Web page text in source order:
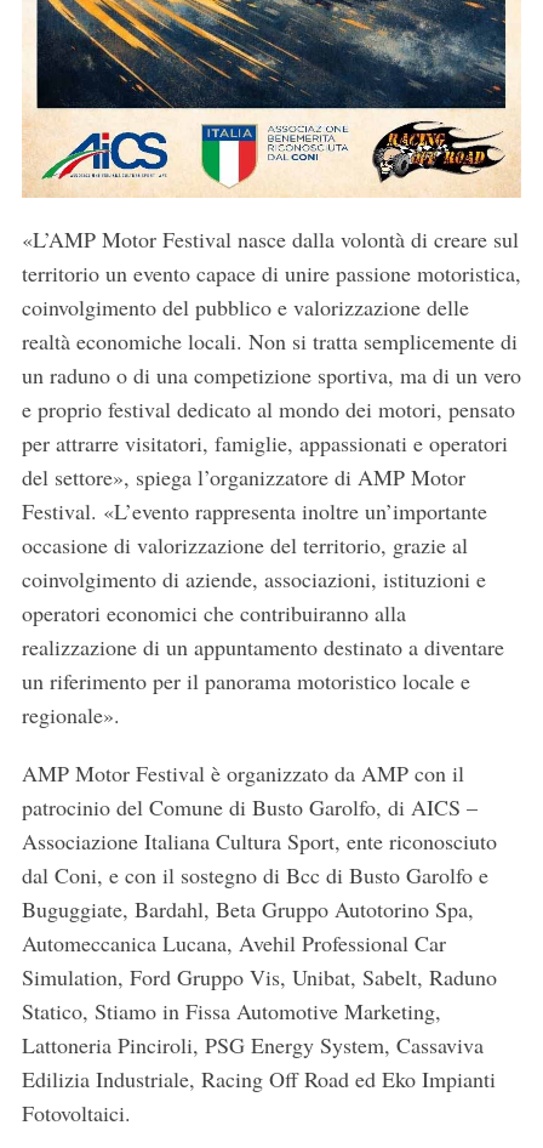
«L’AMP Motor Festival nasce dalla volontà di creare sul
territorio un evento capace di unire passione motoristica,
coinvolgimento del pubblico e valorizzazione delle
realtà economiche locali. Non si tratta semplicemente di
un raduno o di una competizione sportiva, ma di un vero
e proprio festival dedicato al mondo dei motori, pensato
per attrarre visitatori, famiglie, appassionati e operatori
del settore», spiega l’organizzatore di AMP Motor
Festival. «L’evento rappresenta inoltre un’importante
occasione di valorizzazione del territorio, grazie al
coinvolgimento di aziende, associazioni, istituzioni e
operatori economici che contribuiranno alla
realizzazione di un appuntamento destinato a diventare
un riferimento per il panorama motoristico locale e
regionale».
AMP Motor Festival è organizzato da AMP con il
patrocinio del Comune di Busto Garolfo, di AICS –
Associazione Italiana Cultura Sport, ente riconosciuto
dal Coni, e con il sostegno di Bcc di Busto Garolfo e
Buguggiate, Bardahl, Beta Gruppo Autotorino Spa,
Automeccanica Lucana, Avehil Professional Car
Simulation, Ford Gruppo Vis, Unibat, Sabelt, Raduno
Statico, Stiamo in Fissa Automotive Marketing,
Lattoneria Pinciroli, PSG Energy System, Cassaviva
Edilizia Industriale, Racing Off Road ed Eko Impianti
Fotovoltaici.